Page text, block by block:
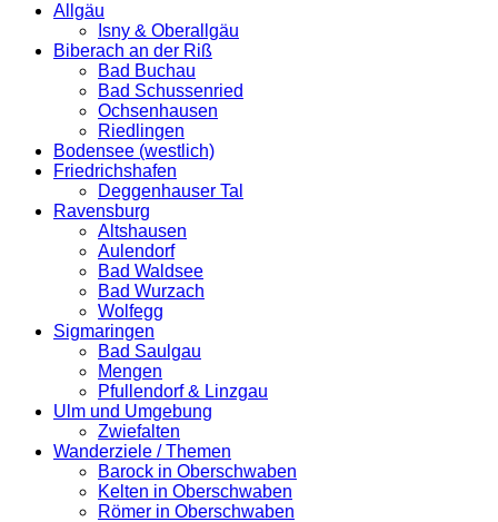
Allgäu
Isny & Oberallgäu
Biberach an der Riß
Bad Buchau
Bad Schussenried
Ochsenhausen
Riedlingen
Bodensee (westlich)
Friedrichshafen
Deggenhauser Tal
Ravensburg
Altshausen
Aulendorf
Bad Waldsee
Bad Wurzach
Wolfegg
Sigmaringen
Bad Saulgau
Mengen
Pfullendorf & Linzgau
Ulm und Umgebung
Zwiefalten
Wanderziele / Themen
Barock in Oberschwaben
Kelten in Oberschwaben
Römer in Oberschwaben